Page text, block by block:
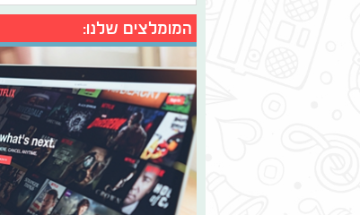
המומלצים שלנו: